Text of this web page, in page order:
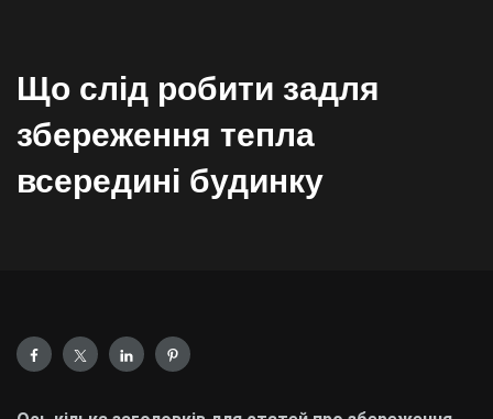
Що слід робити задля
збереження тепла
всередині будинку